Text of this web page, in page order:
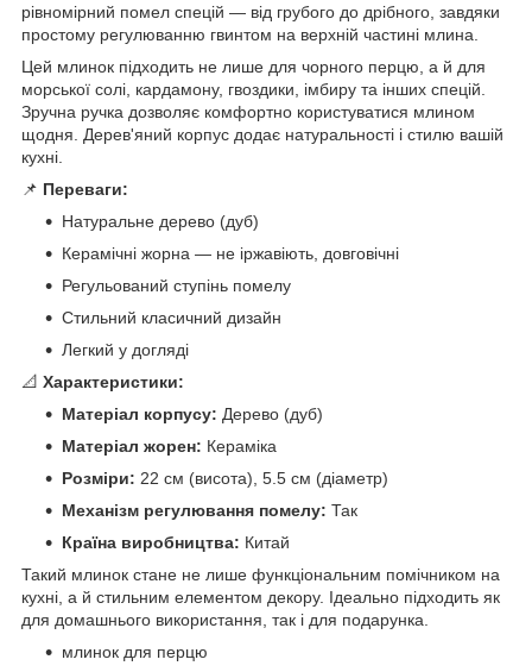
рівномірний помел спецій — від грубого до дрібного, завдяки
простому регулюванню гвинтом на верхній частині млина.
Цей млинок підходить не лише для чорного перцю, а й для
морської солі, кардамону, гвоздики, імбиру та інших спецій.
Зручна ручка дозволяє комфортно користуватися млином
щодня. Дерев'яний корпус додає натуральності і стилю вашій
кухні.
📌 Переваги:
Натуральне дерево (дуб)
Керамічні жорна — не іржавіють, довговічні
Регульований ступінь помелу
Стильний класичний дизайн
Легкий у догляді
📐 Характеристики:
Матеріал корпусу: Дерево (дуб)
Матеріал жорен: Кераміка
Розміри: 22 см (висота), 5.5 см (діаметр)
Механізм регулювання помелу: Так
Країна виробництва: Китай
Такий млинок стане не лише функціональним помічником на
кухні, а й стильним елементом декору. Ідеально підходить як
для домашнього використання, так і для подарунка.
млинок для перцю